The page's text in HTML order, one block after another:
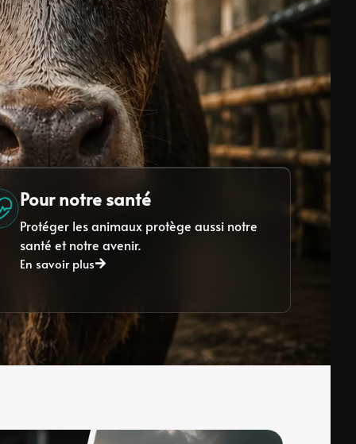
Pour notre santé
Protéger les animaux protège aussi notre
santé et notre avenir.
En savoir plus